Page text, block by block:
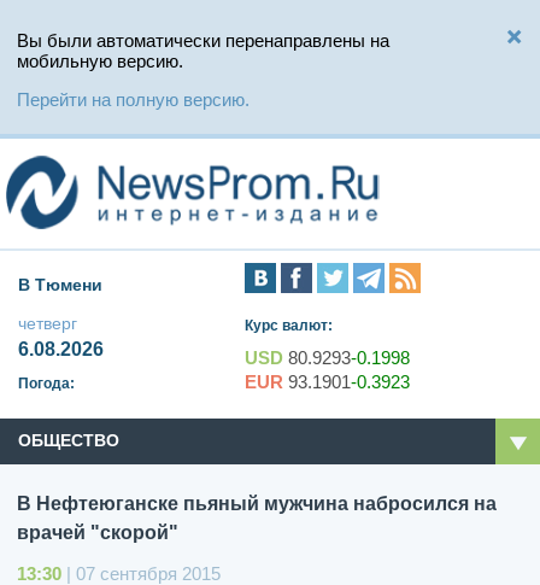
Вы были автоматически перенаправлены на
мобильную версию.
Перейти на полную версию.
В Тюмени
четверг
6.08.2026
Погода:
Курс валют:
USD 80.9293-0.1998
EUR 93.1901-0.3923
ОБЩЕСТВО
В Нефтеюганске пьяный мужчина набросился на
врачей "скорой"
13:30 | 07 сентября 2015